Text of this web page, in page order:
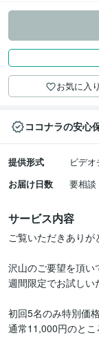
お気に入
ココナラの安心
提供形式
ビデ
お届け日数
要相談
サービス内容
ご覧いただきありが
沢山のご要望を頂い
週間限定でお試しい
初回5名のみ特別価
通常11,000円のとこ